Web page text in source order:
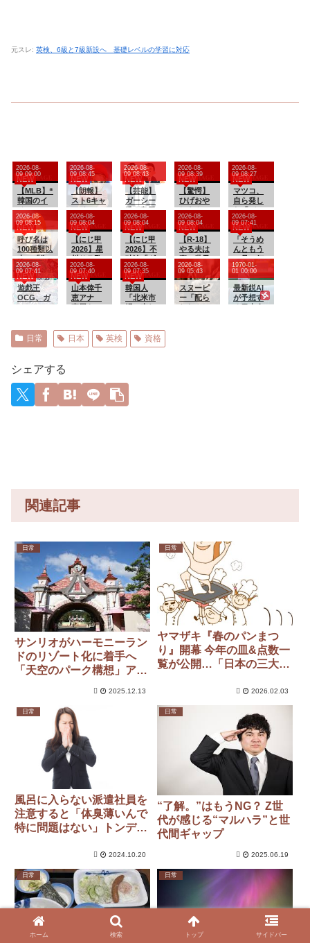
元スレ: 英検、6級と7級新設へ 基礎レベルの学習に対応
【MLB】“
韓国のイ
チロ
ー”イ・ジ
ョンフが
痛恨ミ
ス 9回2
死からま
さか…サ
ヨナラ負
けに動け
ず、地元
放送は同
NEW
2026-08-
09 09:00
【朗報】
スト6キャ
ミイ、1/3
スケール
フィギュ
アが登場
NEW
2026-08-
09 08:45
【芸能】
ガーシー
氏、島田
紳助さん
が「絶対
に勝たれ
へん」と
認めた天
才芸人と
は？
NEW
2026-08-
09 08:43
【驚愕】
ひげおや
じさんに
銃を撃た
せるため
にデスゲ
ームを開
催するは
りーシ
NEW
2026-08-
09 08:39
マツコ、
自ら発し
た「バス
タオル、
何日使
う？」問
いかけに
答え
NEW
2026-08-
09 08:27
呼び名は
100種類以
上 「御
座候」
「回転焼
き」
「暫」…
あんこ入
関西では
何と呼
路では
「御座
候」米原
では
「暫」
NEW
2026-08-
09 08:15
【にじ甲
2026】星
川サラ監
督「流星
ミルキー
ウェイ学
園」完
結！転生1
＆号泣必
至の3年間
NEW
2026-08-
09 08:04
【にじ甲
2026】不
破湊「ギ
ラギラホ
スト高
校」が甲
子園3連覇
＆超名門
戦通算52
勝を叩き
NEW
2026-08-
09 08:04
【R-18】
やる夫は
裏の世界
を生きる
サマナー
のようで
す【オリ
ジナルメ
NEW
2026-08-
09 08:04
「そうめ
んともう
一品」何
にする？
NEW
2026-08-
09 07:41
遊戯王
OCG、ガ
チでシコ
NEW
2026-08-
09 07:41
山本倖千
恵アナ
直履きレ
揺れトレ
ーニン
NEW
2026-08-
09 07:40
韓国人
「北米市
場で売れ
き日本の
ホンダや
幅な黒字
録！」
NEW
2026-08-
09 07:35
スヌーピ
ー「配ら
れたカー
2026-08-
09 05:43
最新鋭AI
が予想す
る日本人
1970-01-
01 00:00
日常 日本 英検 資格
シェアする
関連記事
日常
サンリオがハーモニーラン
ドのリゾート化に着手へ
「天空のパーク構想」アト
2025.12.13
日常
ヤマザキ『春のパンまつ
り』開幕 今年の皿&点数一
覧が公開…「日本の三大祭
2026.02.03
日常
風呂に入らない派遣社員を
注意すると「体臭薄いんで
特に問題はない」トンデモ
2024.10.20
日常
“了解。”はもうNG？ Z世
代が感じる“マルハラ”と世
代間ギャップ
2025.06.19
日常 日常
ホーム 検索 トップ サイドバー